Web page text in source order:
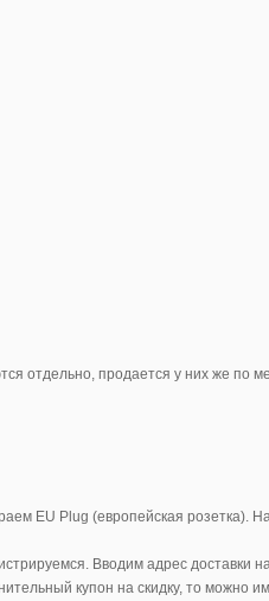
отдельно, продается у них же по
EU Plug (европейская розетка).
Вводим адрес доставки
купон на скидку, то можно